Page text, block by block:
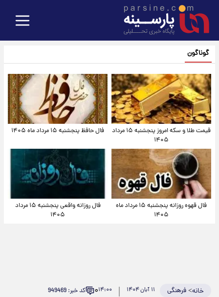
گوناگون
قیمت طلا و سکه امروز پنجشنبه ۱۵ مرداد
۱۴۰۵
فال حافظ پنجشنبه ۱۵ مرداد ماه ۱۴۰۵
فال قهوه روزانه پنجشنبه ۱۵ مرداد ماه
۱۴۰۵
فال روزانه واقعی پنجشنبه ۱۵ مرداد
۱۴۰۵
خانه>فرهنگی ۱۱ آبان ۱۴۰۴ ۱۴:۰۰۰ کد خبر: 949469